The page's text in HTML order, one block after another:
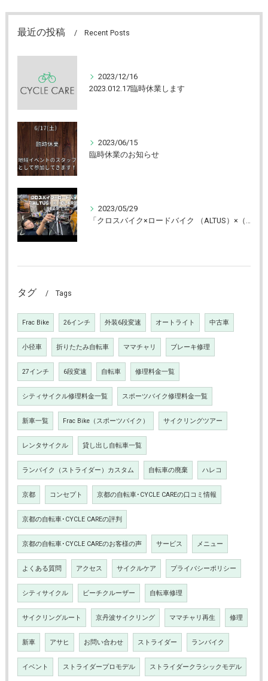
最近の投稿 Recent Posts
2023/12/16
2023.012.17臨時休業します
2023/06/15
臨時休業のお知らせ
2023/05/29
タグ Tags
Frac Bike 26インチ 外装6段変速 オートライト 中古車
小径車 折りたたみ自転車 ママチャリ ブレーキ修理
27インチ 6段変速 自転車 修理料金一覧
シティサイクル修理料金一覧 スポーツバイク修理料金一覧
新車一覧 Frac Bike（スポーツバイク） サイクリングツアー
レンタサイクル 貸し出し自転車一覧
ランバイク（ストライダー）カスタム 自転車の廃棄 ハレコ
京都 コンセプト 京都の自転車･CYCLE CAREの口コミ情報
京都の自転車･CYCLE CAREの評判
京都の自転車･CYCLE CAREのお客様の声 サービス メニュー
よくある質問 アクセス サイクルケア プライバシーポリシー
シティサイクル ビーチクルーザー 自転車修理
サイクリングルート 京丹波サイクリング ママチャリ再生 修理
新車 アサヒ お問い合わせ ストライダー ランバイク
イベント ストライダープロモデル ストライダークラシックモデル